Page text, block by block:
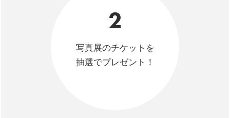
2
写真展のチケットを
抽選でプレゼント！